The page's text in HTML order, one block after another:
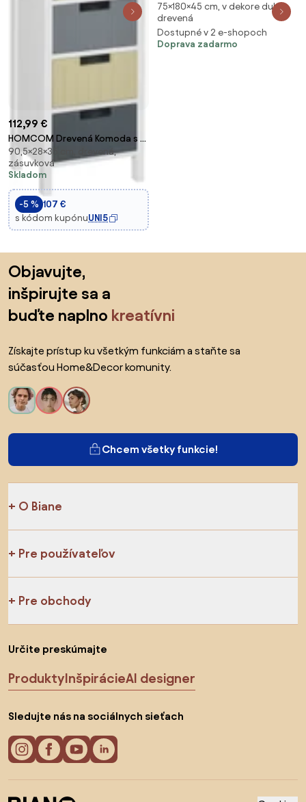
112,99 €
HOMCOM Drevená Komoda s 5
Zásuvkami nočný stôl so
Zvýšenými Nohami Moderný
Štýl pre Spálňu Obývaciu Izbu
Kúpeľňu 35x28x90,5 cm
Viacfarebný | Aosom
90,5×28×35 cm, drevená,
zásuvková
Skladom
-5 % 107 €
s kódom kupónuUNI5
cm akácia
75×180×45 cm, v dekore dub,
drevená
Dostupné v 2 e-shopoch
Doprava zadarmo
Objavujte,
inšpirujte sa a
buďte naplno kreatívni
Získajte prístup ku všetkým funkciám a staňte sa
súčasťou Home&Decor komunity.
Chcem všetky funkcie!
O Biane
Pre používateľov
Pre obchody
Určite preskúmajte
ProduktyInšpirácieAI designer
Sledujte nás na sociálnych sieťach